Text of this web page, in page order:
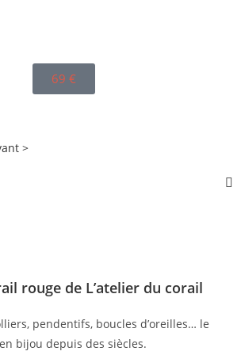
69 €
>
rouge de L’atelier du corail
pendentifs, boucles d’oreilles… le
bijou depuis des siècles.